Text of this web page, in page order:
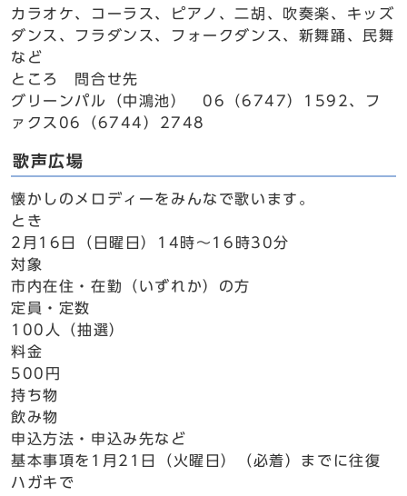
カラオケ、コーラス、ピアノ、二胡、吹奏楽、キッズ
ダンス、フラダンス、フォークダンス、新舞踊、民舞
など
ところ 問合せ先
グリーンパル（中鴻池） 06（6747）1592、フ
ァクス06（6744）2748
歌声広場
懐かしのメロディーをみんなで歌います。
とき
2月16日（日曜日）14時～16時30分
対象
市内在住・在勤（いずれか）の方
定員・定数
100人（抽選）
料金
500円
持ち物
飲み物
申込方法・申込み先など
基本事項を1月21日（火曜日）（必着）までに往復
ハガキで